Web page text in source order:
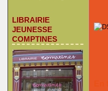
LIBRAIRIE
JEUNESSE
COMPTINES